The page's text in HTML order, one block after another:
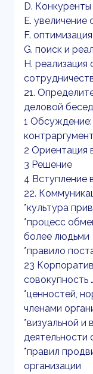
D. Конкуренты
E.
F.
G. поиск и
H.
21.
деловой
1 Обсуждение:
2 Ориентация
3 Решение
4 Вступление
22.
*культура
*процесс
более людьми
*правило
23
совокупность
*ценностей,
членами
*визуальной и
деятельности
*правил
организации